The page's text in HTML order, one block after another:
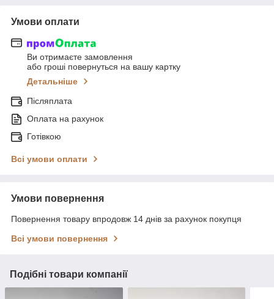
Умови оплати
Ви отримаєте замовлення
або гроші повернуться на вашу картку
Детальніше
Післяплата
Оплата на рахунок
Готівкою
Всі умови оплати
Умови повернення
Повернення товару впродовж 14 днів за рахунок покупця
Всі умови повернення
Подібні товари компанії